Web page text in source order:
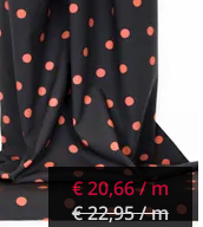
€ 20,66 / m
€ 22,95 / m